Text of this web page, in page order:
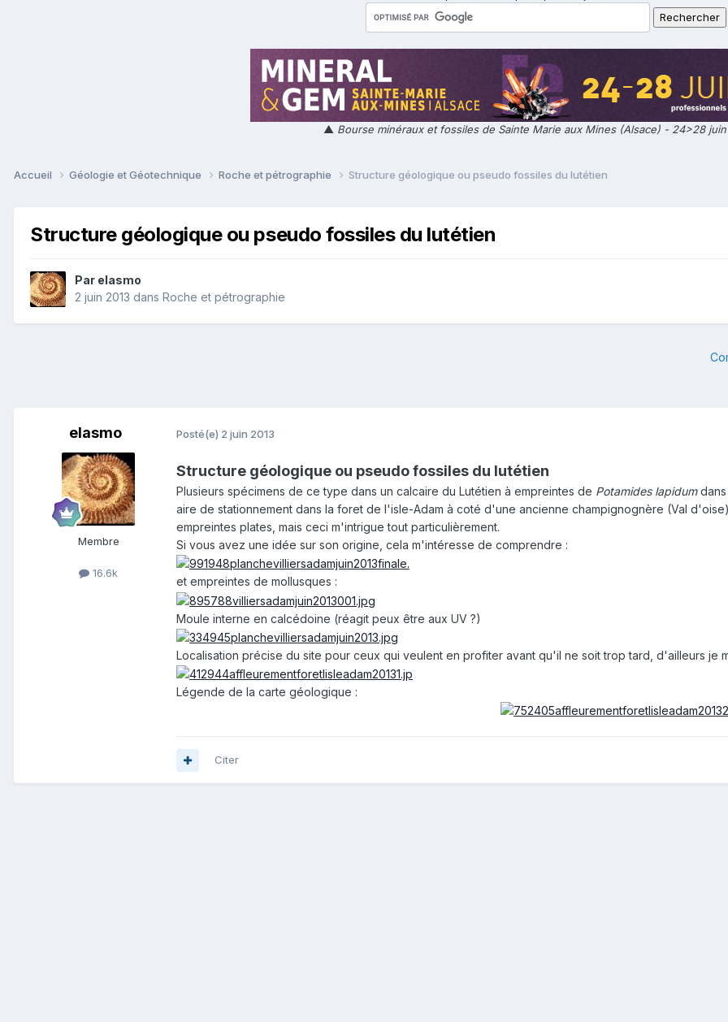
▲ Bourse minéraux et fossiles de Sainte Marie aux Mines (Alsace) - 24>28
Accueil Géologie et Géotechnique Roche et pétrographie Structure géologique ou pseudo fossiles du lutétien
Structure géologique ou pseudo fossiles du lutétien
Par elasmo
2 juin 2013 dans Roche et pétrographie
elasmo
Membre
16.6k
Posté(e) 2 juin 2013
Structure géologique ou pseudo fossiles du lutétien
Plusieurs spécimens de ce type dans un calcaire du Lutétien à empreintes de Potamides lapidum
aire de stationnement dans la foret de l'isle-Adam à coté d'une ancienne champignognère (Val
empreintes plates, mais ceci m'intrigue tout particulièrement.
Si vous avez une idée sur son origine, cela m'intéresse de comprendre :
et empreintes de mollusques :
Moule interne en calcédoine (réagit peux être aux UV ?)
Localisation précise du site pour ceux qui veulent en profiter avant qu'il ne soit trop tard, d'ailleurs je
Légende de la carte géologique :
Citer